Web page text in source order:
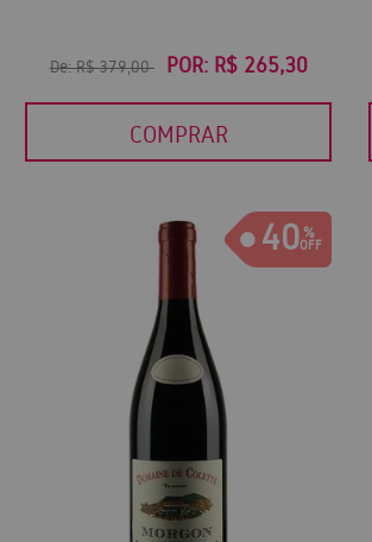
De:R$ 379,00 POR: R$ 265,30
COMPRAR
40